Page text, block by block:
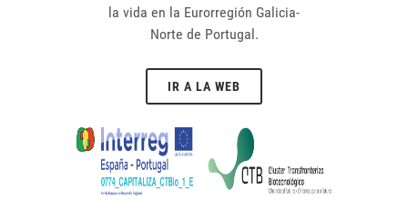
la vida en la Eurorregión Galicia-
Norte de Portugal.
IR A LA WEB